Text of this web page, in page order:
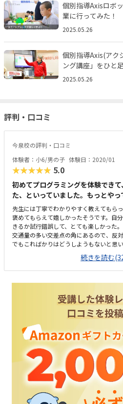
個別指導Axisロボ
業に行ってみた！
2025.05.26
個別指導Axis(アク
ング講座」をひと
2025.05.26
評判・口コミ
今泉校の評判・口コミ
体験者：小6/男の子 体験日：2020/01
★★★★★ 5.0
初めてプログラミングを体験でき
た、といっていました。もっとやっ
先生には丁寧でわかりやすく教えてもら
褒めてもらえて嬉しかったそうです。自
きるか試行錯誤して、とても楽しかった
交通量の多い交差点の角にあるので、反
でもこればかりはどうしようもないと思
はなく、学習塾のこもいるので、みんな
た。学ぶ環境にあると思います。設備や
らいの値段になるのは仕方ないと思いま
続きを読む